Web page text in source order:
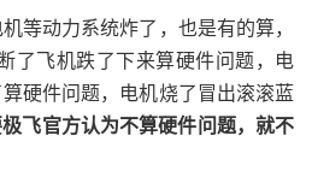
等动力系统炸了，也是有的算，
了飞机跌了下来算硬件问题，电
硬件问题，电机烧了冒出滚滚蓝
飞官方认为不算硬件问题，就不